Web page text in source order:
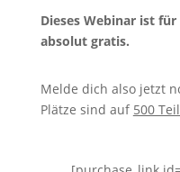
Dieses Webinar ist
absolut gratis.
Melde dich also jetzt
Plätze sind auf 500